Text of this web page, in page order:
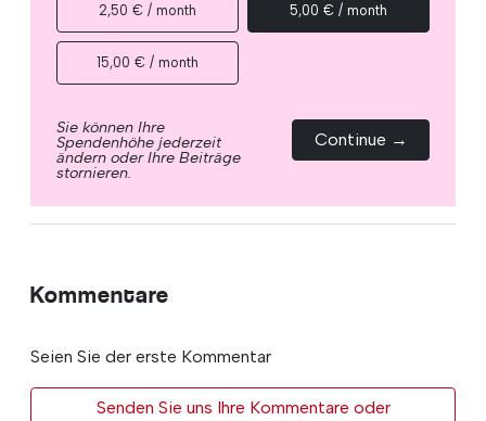
2,50 € / month 5,00 € / month
15,00 € / month
Sie können Ihre
Spendenhöhe jederzeit
ändern oder Ihre Beiträge
stornieren.
Continue →
Kommentare
Seien Sie der erste Kommentar
Senden Sie uns Ihre Kommentare oder